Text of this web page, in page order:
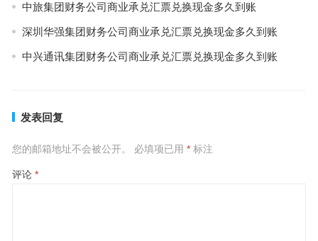
中旅集团财务公司商业承兑汇票兑换现金多久到账
深圳华强集团财务公司商业承兑汇票兑换现金多久到账
中兴通讯集团财务公司商业承兑汇票兑换现金多久到账
发表回复
您的邮箱地址不会被公开。 必填项已用 *标注
评论 *